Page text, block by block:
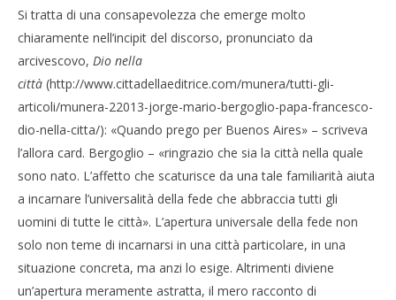
Si tratta di una consapevolezza che emerge molto
chiaramente nell’incipit del discorso, pronunciato da
arcivescovo, Dio nella
città (http://www.cittadellaeditrice.com/munera/tutti-gli-
articoli/munera-22013-jorge-mario-bergoglio-papa-francesco-
dio-nella-citta/): «Quando prego per Buenos Aires» – scriveva
l’allora card. Bergoglio – «ringrazio che sia la città nella quale
sono nato. L’affetto che scaturisce da una tale familiarità aiuta
a incarnare l’universalità della fede che abbraccia tutti gli
uomini di tutte le città». L’apertura universale della fede non
solo non teme di incarnarsi in una città particolare, in una
situazione concreta, ma anzi lo esige. Altrimenti diviene
un’apertura meramente astratta, il mero racconto di